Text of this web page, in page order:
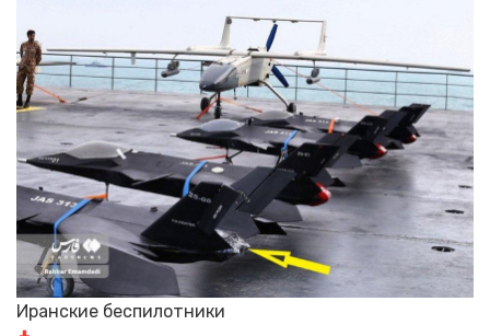
Иранские беспилотники